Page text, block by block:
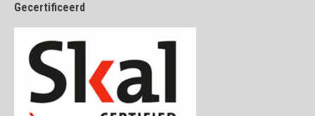
Gecertificeerd